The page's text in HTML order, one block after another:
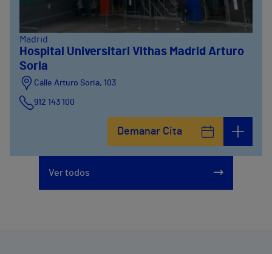
Madrid
Hospital Universitari Vithas Madrid Arturo
Soria
Calle Arturo Soria, 103
912 143 100
Demanar Cita
Ver todos